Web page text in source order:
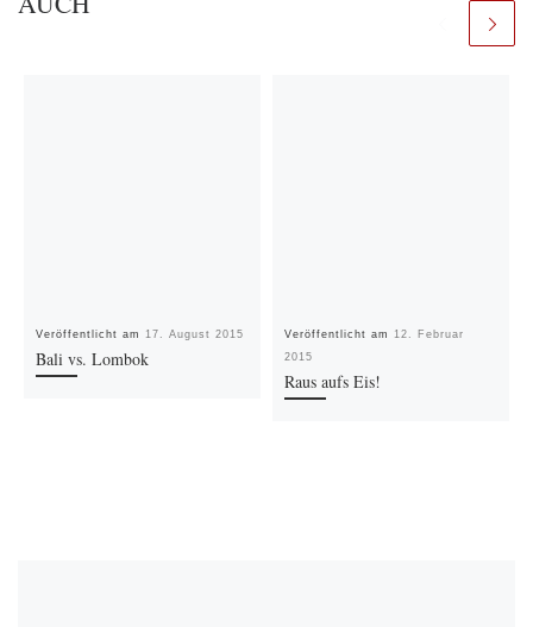
Veröffentlicht am17. August 2015
Bali vs. Lombok
Veröffentlicht am12. Februar
2015
Raus aufs Eis!